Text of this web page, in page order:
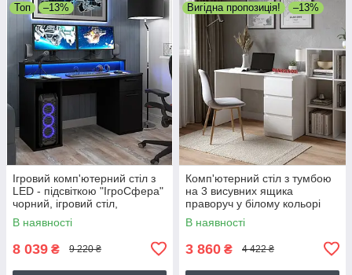
Топ –13%
Ігровий комп'ютерний стіл з
LED - підсвіткою "ІгроСфера"
чорний, ігровий стіл,
геймерський стіл
В наявності
8 039 ₴ 9 220 ₴
Вигідна пропозиція! –13%
Комп'ютерний стіл з тумбою
на 3 висувних ящика
праворуч у білому кольорі
MS113
В наявності
3 860 ₴ 4 422 ₴